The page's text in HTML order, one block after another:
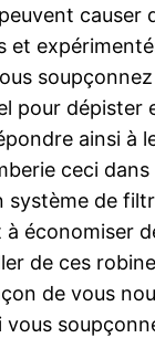
dépister
ainsi à
ceci
système de
économiser
de ces
de vous